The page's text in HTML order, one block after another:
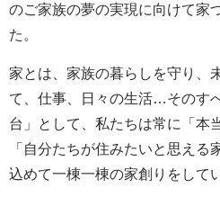
のご家族の夢の実現に向けて家
た。
家とは、家族の暮らしを守り、
て、仕事、日々の生活…そのす
台」として、私たちは常に「本
「自分たちが住みたいと思える
込めて一棟一棟の家創りをして